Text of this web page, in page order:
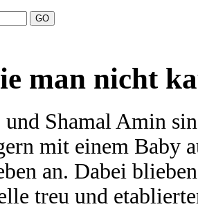
man nicht
Shamal Amin
mit einem Baby
an. Dabei
treu und